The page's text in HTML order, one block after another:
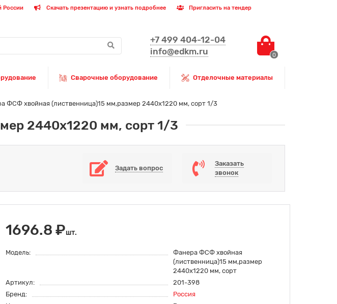
России Скачать презентацию и узнать подробнее Пригласить на тендер
+7 499 404-12-04
info@edkm.ru
0
Сварочные оборудование Отделочные материалы
ФСФ хвойная (лиственница)15 мм,размер 2440х1220 мм, сорт 1/3
2440х1220 мм, сорт 1/3
Задать вопрос
Заказать
звонок
1696.8 ₽шт.
Модель:
Фанера ФСФ хвойная
(лиственница)15 мм,размер
2440х1220 мм, сорт
Артикул:
201-398
Бренд:
Россия